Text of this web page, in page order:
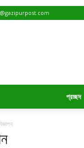
প্রচ্ছদ